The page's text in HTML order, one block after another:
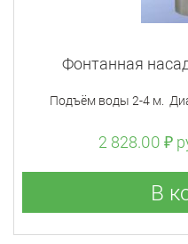
Фонтанная
Подъём воды 2-4 м.
2 828.00 ₽
В